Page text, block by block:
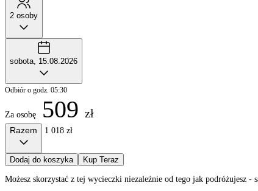
2 osoby
sobota, 15.08.2026
Odbiór o godz. 05:30
Za osobę 509 zł
Razem 1 018 zł
Dodaj do koszyka Kup Teraz
Możesz skorzystać z tej wycieczki niezależnie od tego jak podróżujesz